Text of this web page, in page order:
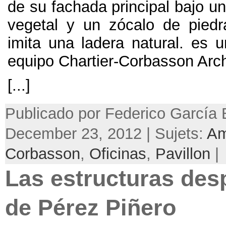
de su fachada principal bajo
vegetal y un zócalo de
imita una ladera natural. es
equipo Chartier-Corbasson
[...]
Publicado por Federico García
December 23, 2012 | Sujets:
Corbasson, Oficinas, Pavillon
Las estructuras
de Pérez Piñero